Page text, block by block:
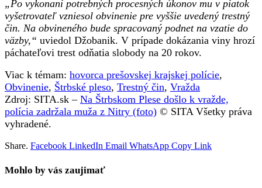
„Po vykonaní potrebných procesných úkonov mu v piatok
vyšetrovateľ vzniesol obvinenie pre vyššie uvedený trestný
čin. Na obvineného bude spracovaný podnet na vzatie do
väzby,“ uviedol Džobanik. V prípade dokázania viny hrozí
páchateľovi trest odňatia slobody na 20 rokov.
Viac k témam: hovorca prešovskej krajskej polície,
Obvinenie, Štrbské pleso, Trestný čin, Vražda
Zdroj: SITA.sk – Na Štrbskom Plese došlo k vražde,
polícia zadržala muža z Nitry (foto) © SITA Všetky práva
vyhradené.
Share. Facebook LinkedIn Email WhatsApp Copy Link
Mohlo by vás zaujimať